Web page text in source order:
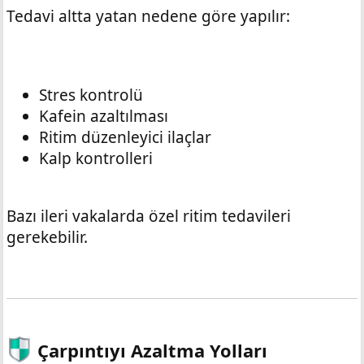
Tedavi altta yatan nedene göre yapılır:
Stres kontrolü
Kafein azaltılması
Ritim düzenleyici ilaçlar
Kalp kontrolleri
Bazı ileri vakalarda özel ritim tedavileri
gerekebilir.
Çarpıntıyı Azaltma Yolları​